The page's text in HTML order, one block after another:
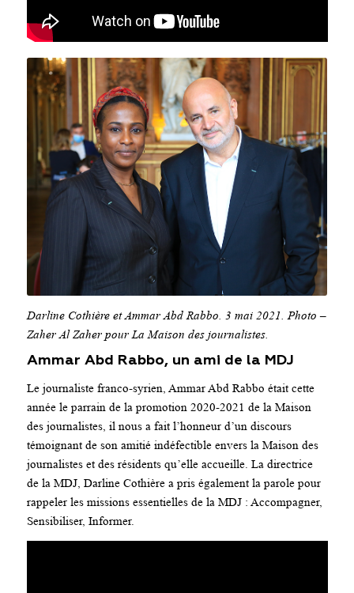
Darline Cothière et Ammar Abd Rabbo. 3 mai 2021. Photo –
Zaher Al Zaher pour La Maison des journalistes.
Ammar Abd Rabbo, un ami de la MDJ
Le journaliste franco-syrien, Ammar Abd Rabbo était cette
année le parrain de la promotion 2020-2021 de la Maison
des journalistes, il nous a fait l’honneur d’un discours
témoignant de son amitié indéfectible envers la Maison des
journalistes et des résidents qu’elle accueille. La directrice
de la MDJ, Darline Cothière a pris également la parole pour
rappeler les missions essentielles de la MDJ : Accompagner,
Sensibiliser, Informer.